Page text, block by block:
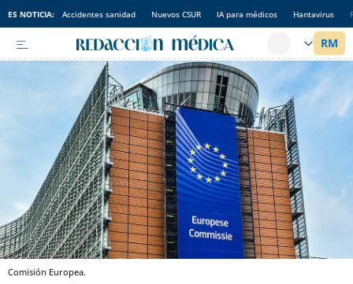
ES NOTICIA: Accidentes sanidad Nuevos CSUR IA para médicos Hantavirus
Comisión Europea.